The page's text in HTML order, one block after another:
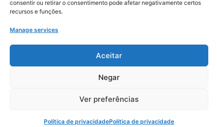
consentir ou retirar o consentimento pode afetar negativamente certos
recursos e funções.
Manage services
Aceitar
Negar
Ver preferências
Política de privacidadePolítica de privacidade
© Todos os direitos reservados – Hospital da
Doe Agora